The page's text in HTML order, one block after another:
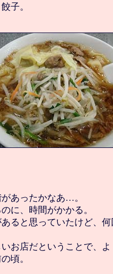
あったかなあ…。
に、時間がかかる。
ると思っていたけど、
お店だということで、
頃。